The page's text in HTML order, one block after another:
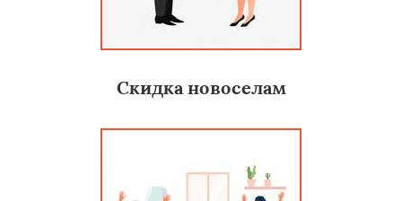
Скидка новоселам